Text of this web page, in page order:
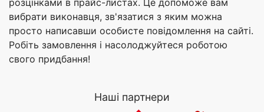
розцінками в прайс-листах. Це допоможе вам
вибрати виконавця, зв'язатися з яким можна
просто написавши особисте повідомлення на сайті.
Робіть замовлення і насолоджуйтеся роботою
свого придбання!
Наші партнери